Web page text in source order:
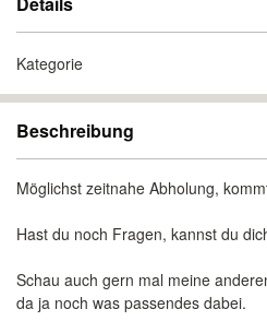
Kategorie
Beschreibung
Möglichst zeitnahe Abholung,
Hast du noch Fragen, kannst du
Schau auch gern mal meine
da ja noch was passendes dabei.